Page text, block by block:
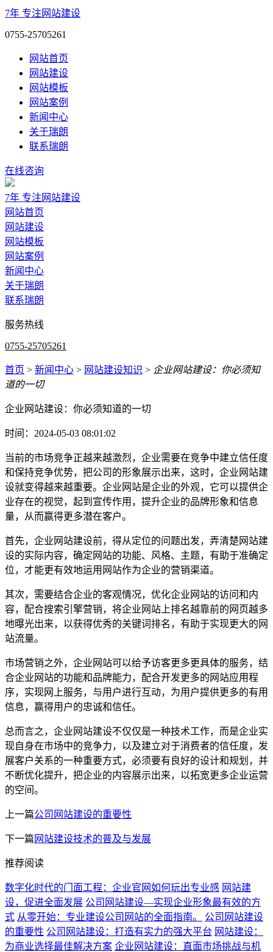
7年 专注网站建设
0755-25705261
网站首页
网站建设
网站模板
网站案例
新闻中心
关于瑞朗
联系瑞朗
在线咨询
7年 专注网站建设
网站首页
网站建设
网站模板
网站案例
新闻中心
关于瑞朗
联系瑞朗
服务热线
0755-25705261
首页 > 新闻中心 > 网站建设知识 > 企业网站建设：你必须知
道的一切
企业网站建设：你必须知道的一切
时间：2024-05-03 08:01:02
当前的市场竞争正越来越激烈，企业需要在竞争中建立信任度
和保持竞争优势，把公司的形象展示出来，这时，企业网站建
设就变得越来越重要。企业网站是企业的外观，它可以提供企
业存在的视觉，起到宣传作用，提升企业的品牌形象和信息
量，从而赢得更多潜在客户。
首先，企业网站建设前，得从定位的问题出发，弄清楚网站建
设的实际内容，确定网站的功能、风格、主题，有助于准确定
位，才能更有效地运用网站作为企业的营销渠道。
其次，需要结合企业的客观情况，优化企业网站的访问和内
容，配合搜索引擎营销，将企业网站上排名越靠前的网页越多
地曝光出来，以获得优秀的关键词排名，有助于实现更大的网
站流量。
市场营销之外，企业网站可以给予访客更多更具体的服务，结
合企业网站的功能和品牌能力，配合开发更多的网站应用程
序，实现网上服务，与用户进行互动，为用户提供更多的有用
信息，赢得用户的忠诚和信任。
总而言之，企业网站建设不仅仅是一种技术工作，而是企业实
现自身在市场中的竞争力，以及建立对于消费者的信任度，发
展客户关系的一种重要方式，必须要有良好的设计和规划，并
不断优化提升，把企业的内容展示出来，以拓宽更多企业运营
的空间。
上一篇公司网站建设的重要性
下一篇 网站建设技术的普及与发展
推荐阅读
数字化时代的门面工程：企业官网如何玩出专业感 网站建
设，促进全面发展 公司网站建设—实现企业形象最有效的方
式 从零开始：专业建设公司网站的全面指南。
公司网站建设
的重要性 公司网站建设：打造有实力的强大平台 网站建设：
为商业选择最佳解决方案 企业网站建设：直面市场挑战与机